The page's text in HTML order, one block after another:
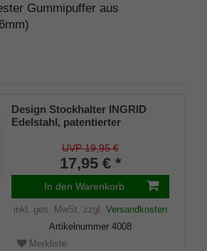
Gummipuffer aus
Design Stockhalter INGRID
Edelstahl, patentierter
(18 - 22mm), Weichgummi
UVP 19,95 €
17,95 € *
In den Warenkorb
inkl. ges. MwSt. zzgl. Versandkosten
Artikelnummer 4008
Merkliste